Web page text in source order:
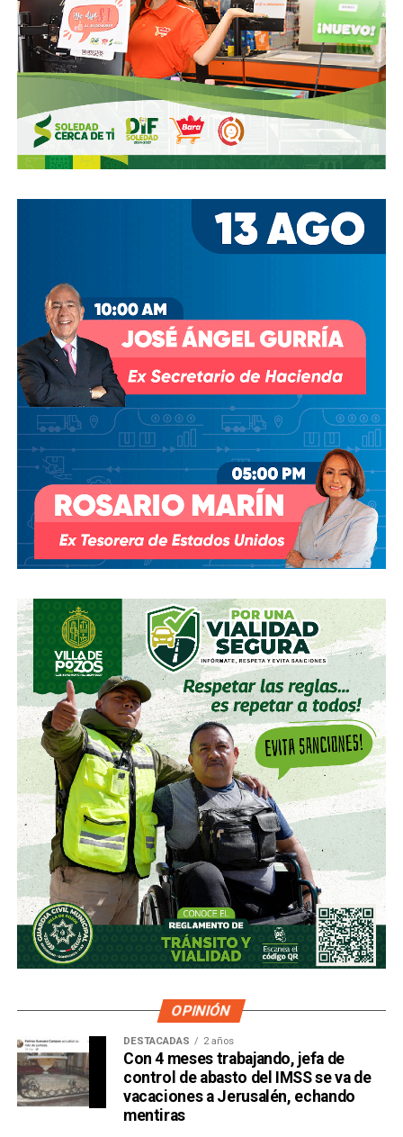
OPINIÓN
DESTACADAS 2 años
Con 4 meses trabajando, jefa de
control de abasto del IMSS se va de
vacaciones a Jerusalén, echando
mentiras